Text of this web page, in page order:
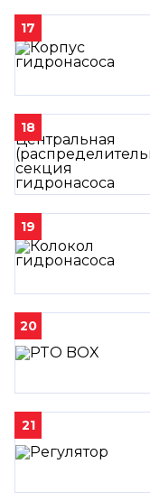
17
18
19
20
21